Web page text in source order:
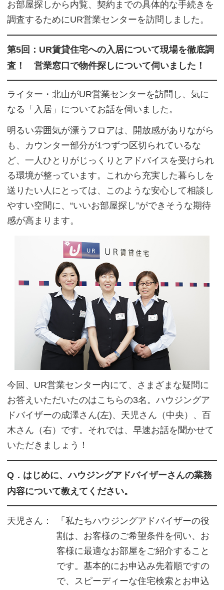
お部屋探しから内覧、契約までの具体的な手続きを
調査するためにUR営業センターを訪問しました。
第5回：UR賃貸住宅への入居について現場を徹底調
査！ 営業窓口で物件探しについて伺いました！
ライター・北山がUR営業センターを訪問し、気に
なる「入居」についてお話を伺いました。
明るい雰囲気が漂うフロアは、開放感がありながら
も、カウンター部分が1つずつ区切られているな
ど、一人ひとりがじっくりとアドバイスを受けられ
る環境が整っています。これから充実した暮らしを
送りたい人にとっては、このような安心して相談し
やすい空間に、“いいお部屋探し”ができそうな期待
感が高まります。
今回、UR営業センター内にて、さまざまな疑問に
お答えいただいたのはこちらの3名。ハウジングア
ドバイザーの成澤さん(左)、天児さん（中央）、百
木さん（右）です。それでは、早速お話を聞かせて
いただきましょう！
Q．はじめに、ハウジングアドバイザーさんの業務
内容について教えてください。
天児さん：
「私たちハウジングアドバイザーの役
割は、お客様のご希望条件を伺い、お
客様に最適なお部屋をご紹介すること
です。基本的にお申込み先着順ですの
で、スピーディーな住宅検索とお申込